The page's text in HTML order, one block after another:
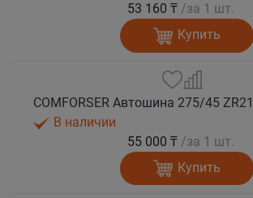
53 160 ₸ /за 1 шт.
Купить
В наличии
55 000 ₸ /за 1 шт.
Купить